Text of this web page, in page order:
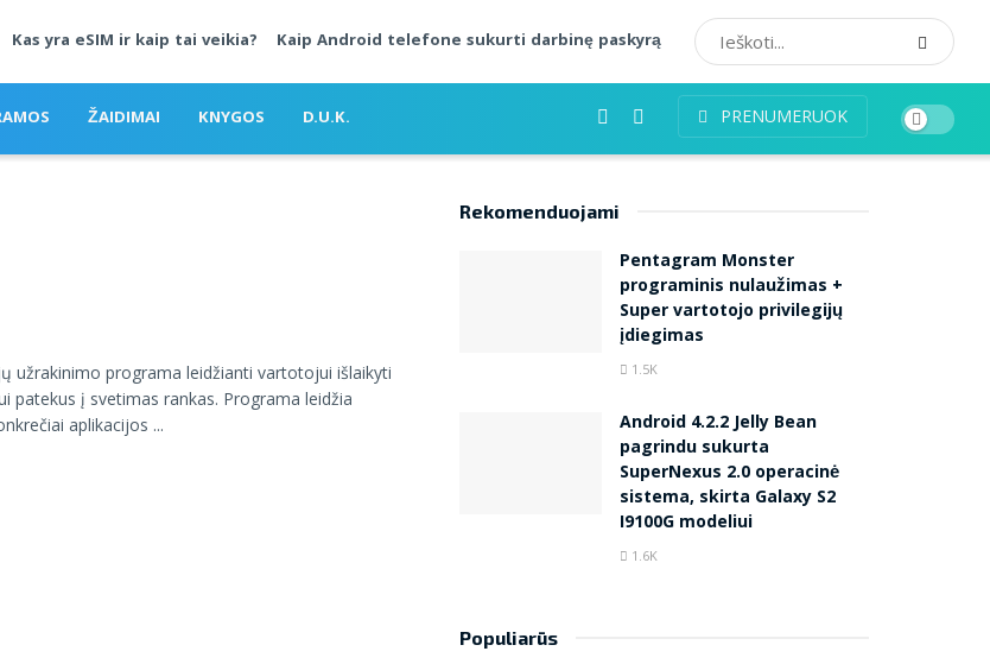
Kas yra eSIM ir kaip tai veikia? Kaip Android telefone sukurti darbinę paskyrą
ŽAIDIMAI KNYGOS D.U.K. PRENUMERUOK
užrakinimo programa leidžianti vartotojui išlaikyti
patekus į svetimas rankas. Programa leidžia
aplikacijos ...
Rekomenduojami
Pentagram Monster
programinis nulaužimas +
Super vartotojo privilegijų
įdiegimas
1.5K
Android 4.2.2 Jelly Bean
pagrindu sukurta
SuperNexus 2.0 operacinė
sistema, skirta Galaxy S2
I9100G modeliui
1.6K
Populiarūs